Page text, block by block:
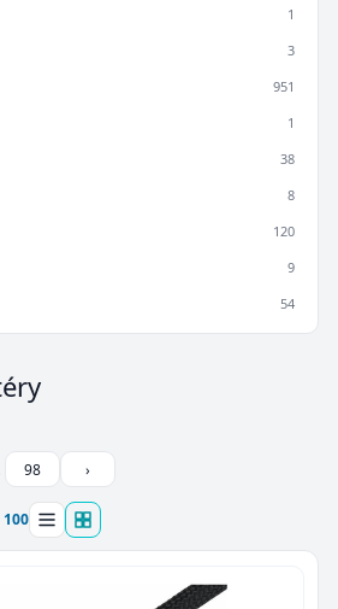
1
3
951
1
38
8
120
9
54
98 ›
100